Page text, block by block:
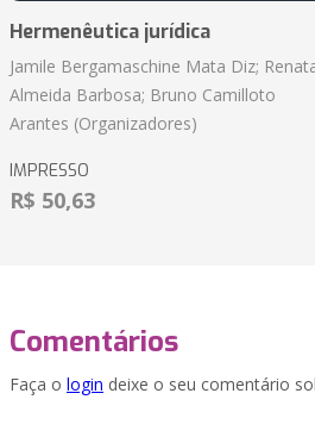
Hermenêutica jurídica
Jamile Bergamaschine Mata Diz;
Almeida Barbosa; Bruno Camilloto
Arantes (Organizadores)
IMPRESSO
R$ 50,63
Comentários
Faça o login deixe o seu comentário